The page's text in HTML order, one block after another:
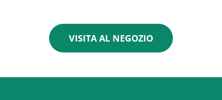
VISITA AL NEGOZIO